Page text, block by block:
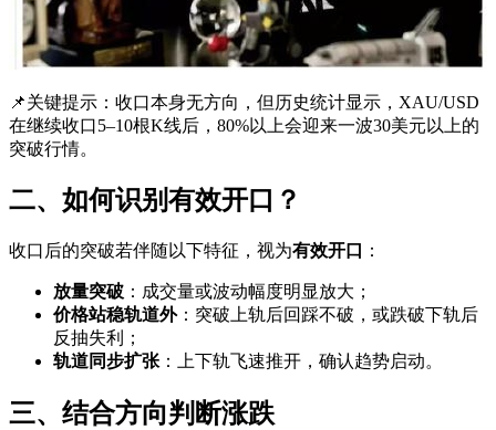
📌关键提示：收口本身无方向，但历史统计显示，XAU/USD
在继续收口5–10根K线后，80%以上会迎来一波30美元以上的
突破行情。
二、如何识别有效开口？
收口后的突破若伴随以下特征，视为有效开口 ：
放量突破 ：成交量或波动幅度明显放大；
价格站稳轨道外：突破上轨后回踩不破，或跌破下轨后
反抽失利；
轨道同步扩张 ：上下轨飞速推开，确认趋势启动。
三、结合方向判断涨跌